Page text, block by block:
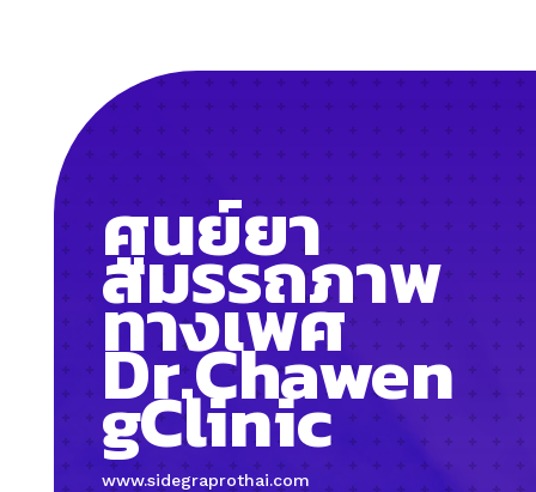
ศูนย์ยา
สมรรถภาพ
ทางเพศ
Dr.Chawen
gClinic
www.sidegraprothai.com